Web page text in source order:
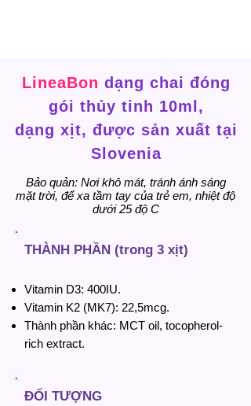
LineaBon dạng chai đóng
gói thủy tinh 10ml,
dạng xịt, được sản xuất tại
Slovenia
Bảo quản: Nơi khô mát, tránh ánh sáng
mặt trời, để xa tầm tay của trẻ em, nhiệt độ
dưới 25 độ C
THÀNH PHẦN (trong 3 xịt)
Vitamin D3: 400IU.
Vitamin K2 (MK7): 22,5mcg.
Thành phần khác: MCT oil, tocopherol-
rich extract.
ĐỐI TƯỢNG